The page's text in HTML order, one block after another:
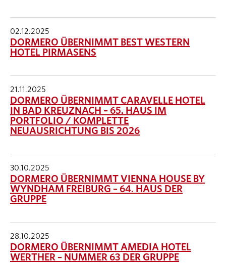
02.12.2025
DORMERO ÜBERNIMMT BEST WESTERN
HOTEL PIRMASENS
21.11.2025
DORMERO ÜBERNIMMT CARAVELLE HOTEL
IN BAD KREUZNACH – 65. HAUS IM
PORTFOLIO / KOMPLETTE
NEUAUSRICHTUNG BIS 2026
30.10.2025
DORMERO ÜBERNIMMT VIENNA HOUSE BY
WYNDHAM FREIBURG – 64. HAUS DER
GRUPPE
28.10.2025
DORMERO ÜBERNIMMT AMEDIA HOTEL
WERTHER – NUMMER 63 DER GRUPPE